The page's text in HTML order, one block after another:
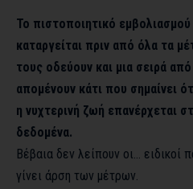
Το πιστοποιητικό
καταργείται πριν από όλα τα
τους οδεύουν και μια σειρά
απομένουν κάτι που σημαίνει
η νυχτερινή ζωή επανέρχεται
δεδομένα.
Βέβαια δεν λείπουν οι… ειδικοί
γίνει άρση των μέτρων.